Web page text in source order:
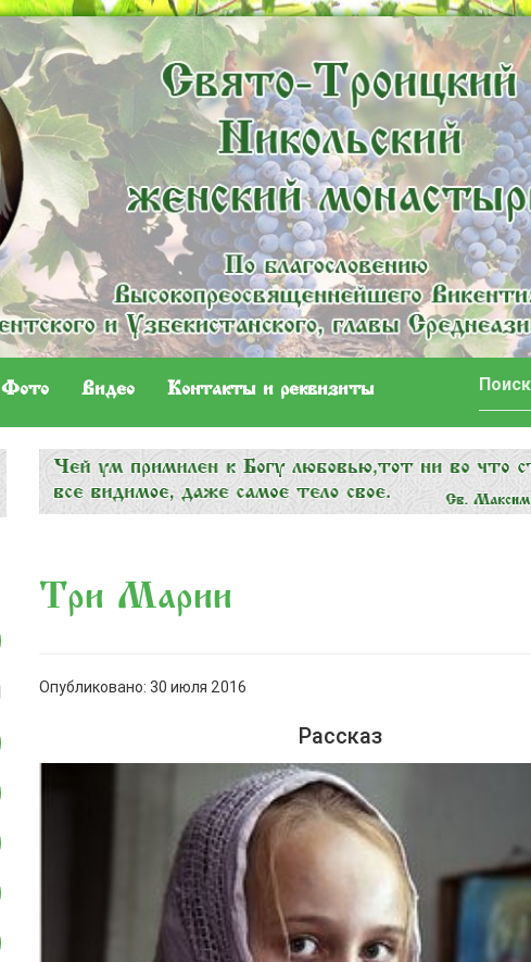
Фото Видео Контакты и реквизиты
Три Марии
Опубликовано: 30 июля 2016
Рассказ